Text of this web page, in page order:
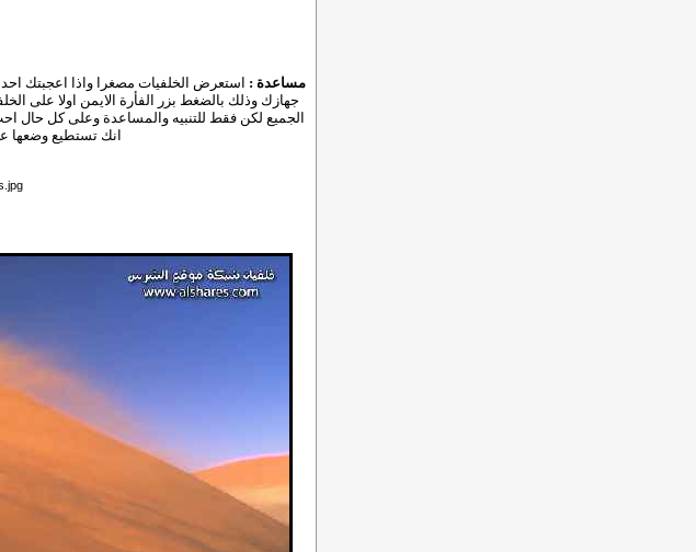
مساعدة : استعرض الخلفيات مصغرا واذا اعجبتك
جهازك وذلك بالضغط بزر الفأرة الايمن اولا على
الجميع لكن فقط للتنبيه والمساعدة
انك تستطيع وضعها على دقة